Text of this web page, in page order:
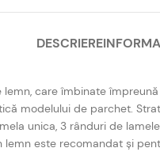
DESCRIERE
care îmbinate
modelului de parchet.
unica, 3 rânduri de
este recomandat și